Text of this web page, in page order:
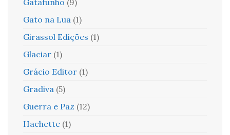
Gato na Lua (1)
Girassol Edições (1)
Glaciar (1)
Grácio Editor (1)
Gradiva (5)
Guerra e Paz (12)
Hachette (1)